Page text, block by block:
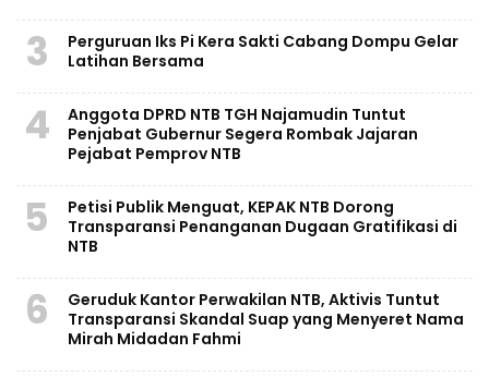
3
Perguruan Iks Pi Kera Sakti Cabang Dompu Gelar
Latihan Bersama
4
Anggota DPRD NTB TGH Najamudin Tuntut
Penjabat Gubernur Segera Rombak Jajaran
Pejabat Pemprov NTB
5
Petisi Publik Menguat, KEPAK NTB Dorong
Transparansi Penanganan Dugaan Gratifikasi di
NTB
6
Geruduk Kantor Perwakilan NTB, Aktivis Tuntut
Transparansi Skandal Suap yang Menyeret Nama
Mirah Midadan Fahmi